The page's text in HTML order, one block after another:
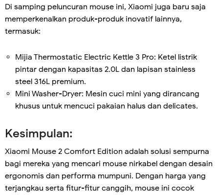
Di samping peluncuran mouse ini, Xiaomi juga baru saja
memperkenalkan produk-produk inovatif lainnya,
termasuk:
Mijia Thermostatic Electric Kettle 3 Pro: Ketel listrik
pintar dengan kapasitas 2.0L dan lapisan stainless
steel 316L premium.
Mini Washer-Dryer: Mesin cuci mini yang dirancang
khusus untuk mencuci pakaian halus dan delicates.
Kesimpulan:
Xiaomi Mouse 2 Comfort Edition adalah solusi sempurna
bagi mereka yang mencari mouse nirkabel dengan desain
ergonomis dan performa mumpuni. Dengan harga yang
terjangkau serta fitur-fitur canggih, mouse ini cocok